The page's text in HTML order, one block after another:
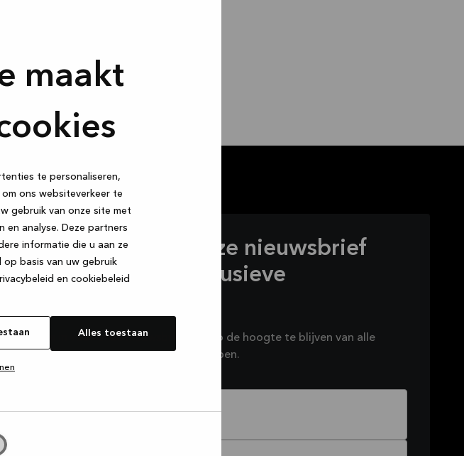
maakt
te personaliseren,
ons websiteverkeer te
gebruik van onze site met
en analyse. Deze partners
informatie die u aan ze
basis van uw gebruik
en cookiebeleid
Alles toestaan
door een
Centre AB. Het
Alle berichten
slaat WhistleB
Meld je aan voor onze nieuwsbrief
en — ontvang exclusieve
Schrijf je in voor onze nieuwsbrief om op de hoogte te blijven van alle
coole acties die we voor je in petto hebben.
Voornaam